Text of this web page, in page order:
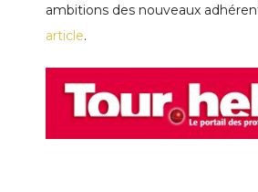
ambitions des nouveaux
article.